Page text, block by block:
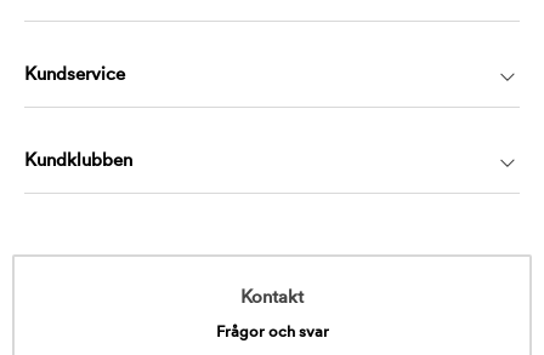
Kundservice
Kundklubben
Kontakt
Frågor och svar